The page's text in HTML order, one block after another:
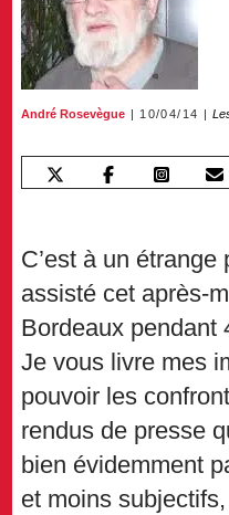
André Rosevègue 10/04/14
C’est à un étrange
assisté cet après-
Bordeaux pendant
Je vous livre mes
pouvoir les
rendus de presse
bien évidemment
et moins